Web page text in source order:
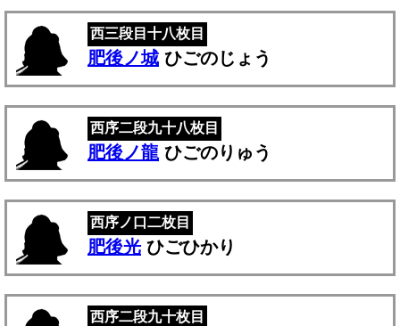
西三段目十八枚目
肥後ノ城 ひごのじょう
西序二段九十八枚目
肥後ノ龍 ひごのりゅう
西序ノ口二枚目
肥後光 ひごひかり
西序二段九十枚目